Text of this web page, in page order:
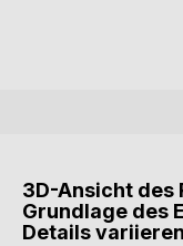
3D-Ansicht des
Grundlage des
Details